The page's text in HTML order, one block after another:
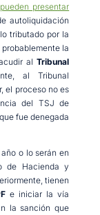
presentar
autoliquidación
tributado por la
la
alTribunal
al Tribunal
el proceso no es
del TSJ de
fue denegada
o lo serán en
de Hacienda y
tienen
e iniciar la vía
la sanción que